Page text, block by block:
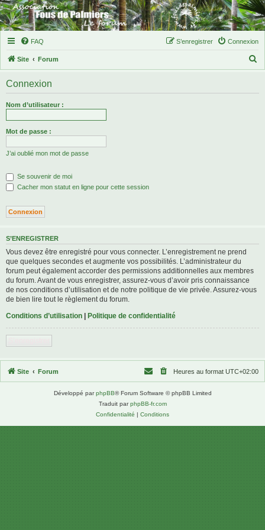
FAQ Connexion
S’enregistrer
Site Forum
Connexion
Nom d’utilisateur :
Mot de passe :
J’ai oublié mon mot de passe
Se souvenir de moi
Cacher mon statut en ligne pour cette session
S’ENREGISTRER
Vous devez être enregistré pour vous connecter. L’enregistrement ne prend
que quelques secondes et augmente vos possibilités. L’administrateur du
forum peut également accorder des permissions additionnelles aux membres
du forum. Avant de vous enregistrer, assurez-vous d’avoir pris connaissance
de nos conditions d’utilisation et de notre politique de vie privée. Assurez-vous
de bien lire tout le règlement du forum.
Conditions d’utilisation | Politique de confidentialité
Site Forum Heures au format UTC+02:00
Développé parphpBB® Forum Software © phpBB Limited
Traduit parphpBB-fr.com
Confidentialité | Conditions